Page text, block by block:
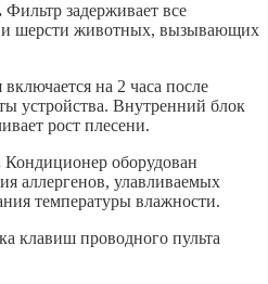
Фильтр задерживает все
и шерсти животных, вызывающих
на 2 часа после
устройства. Внутренний блок
рост плесени.
Кондиционер оборудован
аллергенов, улавливаемых
температуры влажности.
клавиш проводного пульта